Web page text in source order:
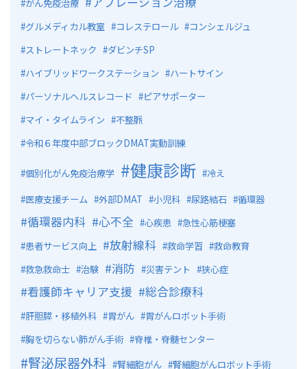
がん免疫治療
グルメディカル教室 コレステロール
コンシェルジュ
ストレートネック
ダビンチSP
ハイブリッドワークステーション
ハートサイン
パーソナルヘルスレコード
ピアサポーター
マイ・タイムライン
不整脈
令和６年度中部ブロックDMAT実動訓練
個別化がん免疫治療学 健康診断
冷え
医療支援チーム
外部DMAT 小児科 尿路結石 循環器
循環器内科 心不全 心疾患
急性心筋梗塞
患者サービス向上
放射線科 救命学習
救命教育
救急救命士
治験 消防 災害テント 狭心症
看護師キャリア支援 総合診療科
肝胆膵・移植外科 胃がん
胃がんロボット手術
胸を切らない肺がん手術
脊椎・脊髄センター
腎泌尿器外科 腎細胞がん 腎細胞がんロボット手術